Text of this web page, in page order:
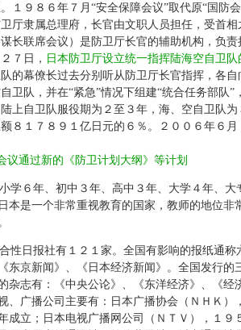
１９８６年７月“安全保障会议”取代原“国防
厅隶属总理府，长官由文职人员担任，受首
长联席会议）是防卫厅长官的辅助机构，负
７日， 日本防卫厅设立统一指挥陆海空自卫
的幕僚长过去分别听从防卫厅长官指挥，各
卫队，并在“紧急”情况下组建“统合任务部队
上自卫队服役期为２至３年，海、空自卫队
８１７８９１亿日元的６％。２００６年６月
议通过新的《防卫计划大纲》等计划
学６年、初中３年、高中３年、大学４年、
本是一个非常重视教育的国家，教师的地位
性日报社有１２１家。全国有影响的报纸通
东京新闻》、《日本经济新闻》。全国发行
杂志有：《中央公论》、《东洋经济》、《
、广播公司主要有：日本广播协会（ＮＨＫ
成立；日本电视广播网公司（ＮＴＶ），１